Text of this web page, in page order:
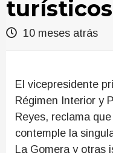
10 meses atrás
El vicepresidente
Régimen Interior y
Reyes, reclama
contemple la
La Gomera y otras